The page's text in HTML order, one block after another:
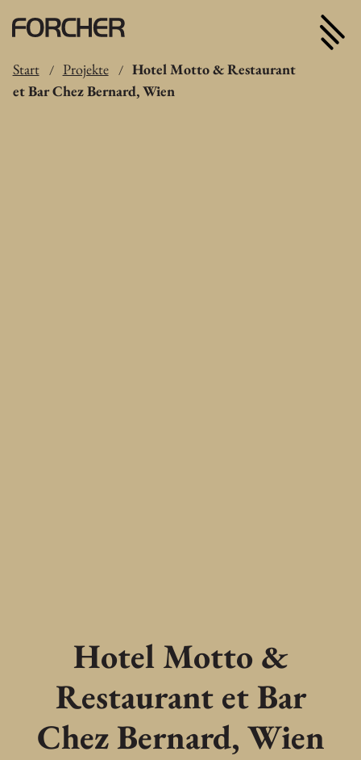
Start / Projekte / Hotel Motto & Restaurant
et Bar Chez Bernard, Wien
Hotel Motto &
Restaurant et Bar
Chez Bernard, Wien